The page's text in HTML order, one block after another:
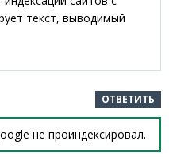
текст, выводимый
ОТВЕТИТЬ
не проиндексировал.